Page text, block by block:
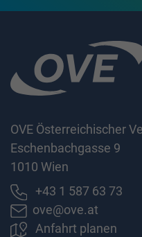
OVE Österreichischer
Eschenbachgasse 9
1010 Wien
+43 1 587 63 73
ove@ove.at
Anfahrt planen